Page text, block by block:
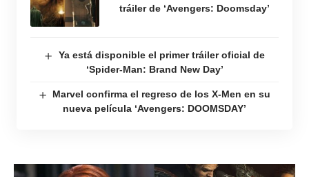
tráiler de ‘Avengers: Doomsday’
Ya está disponible el primer tráiler oficial de
‘Spider-Man: Brand New Day’
Marvel confirma el regreso de los X-Men en su
nueva película ‘Avengers: DOOMSDAY’